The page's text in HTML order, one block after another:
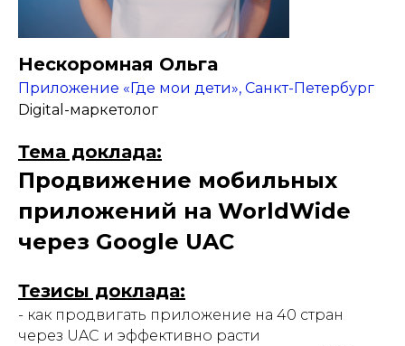
Нескоромная Ольга
Приложение «Где мои дети», Санкт-Петербург
Digital-маркетолог
Тема доклада:
Продвижение мобильных
приложений на WorldWide
через Google UAC
Тезисы доклада:
- как продвигать приложение на 40 стран
через UAC и эффективно расти